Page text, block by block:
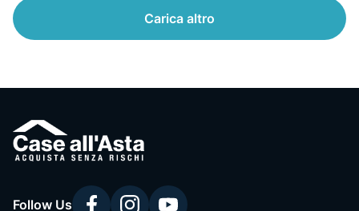
Carica altro
Follow Us